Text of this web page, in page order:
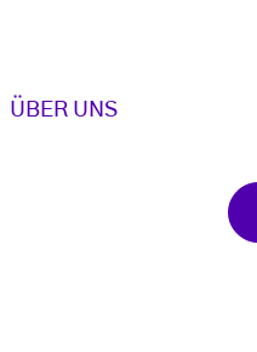
ÜBER UNS